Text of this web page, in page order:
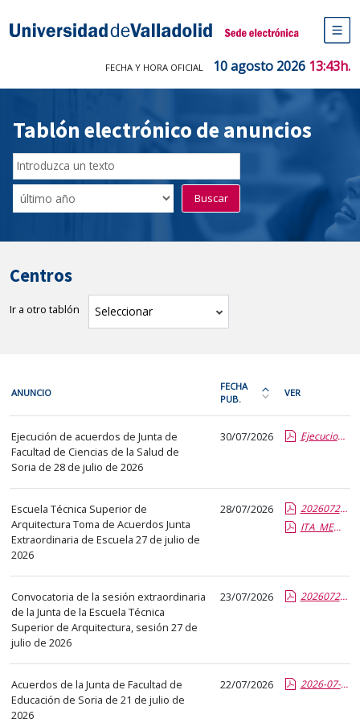
Sede electrónica Universidad de
de
FECHA Y HORA OFICIAL 10 agosto 2026 13:43h.
Tablón electrónico de anuncios
Buscador
del
Tablón
Filtro
de
Buscar
Centros
Ir a otro tablón Seleccionar tablón
cada
fila
de
la
siguiente
tabla
encontrará
los
anuncios
del
tablón
seleccionado
previamente.
En
la
primera
columna
ANUNCIO
FECHA
PUB.
Ordena
la
tabla
de
publicación:
más
o
antigua
VER
Ejecución de acuerdos de Junta de
Facultad de Ciencias de la Salud de
Soria de 28 de julio de 2026
30/07/2026 Ejecucion de acuerdos JF 28-07-26.report.pdf.pdf
Escuela Técnica Superior de
Arquitectura Toma de Acuerdos Junta
Extraordinaria de Escuela 27 de julio de
2026
28/07/2026
20260727-ACUERDOS-JEE.report.pdf.pdf
ITA_MEMORANDUM OF UNDERSTANDING DHTL_2026.report.pdf.pdf
Convocatoria de la sesión extraordinaria
de la Junta de la Escuela Técnica
Superior de Arquitectura, sesión 27 de
julio de 2026
23/07/2026 20260727-Convocatoria-JEE.pdf.pdf
Acuerdos de la Junta de Facultad de
Educación de Soria de 21 de julio de
2026
22/07/2026 2026-07-21_Ejecución de Acuerdos Junta de Facultad de Educación de Soria.pdf.pdf